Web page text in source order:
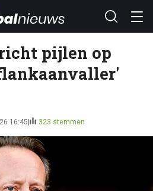
pijlen op
16:45 323 stemmen